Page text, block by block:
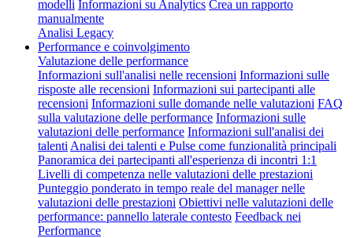
modelli Informazioni su Analytics Crea un rapporto
manualmente
Analisi Legacy
Performance e coinvolgimento
Valutazione delle performance
Informazioni sull'analisi nelle recensioni Informazioni sulle
risposte alle recensioni Informazioni sui partecipanti alle
recensioni Informazioni sulle domande nelle valutazioni FAQ
sulla valutazione delle performance Informazioni sulle
valutazioni delle performance Informazioni sull'analisi dei
talenti Analisi dei talenti e Pulse come funzionalità principali
Panoramica dei partecipanti all'esperienza di incontri 1:1
Livelli di competenza nelle valutazioni delle prestazioni
Punteggio ponderato in tempo reale del manager nelle
valutazioni delle prestazioni Obiettivi nelle valutazioni delle
performance: pannello laterale contesto Feedback nei
Performance